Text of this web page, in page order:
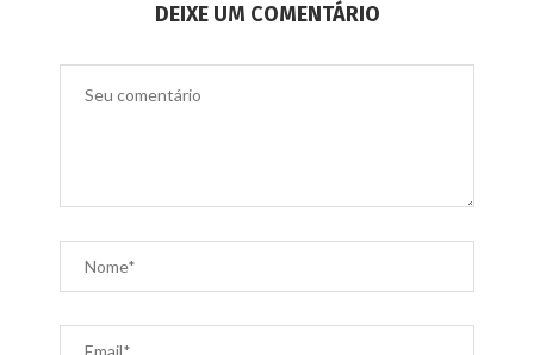
DEIXE UM COMENTÁRIO